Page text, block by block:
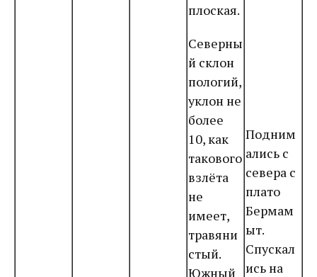
плоская.
Северны
й склон
пологий,
уклон не
более
10, как
такового
взлёта
не
имеет,
травяни
стый.
Южный
Подним
ались с
севера с
плато
Бермам
ыт.
Спускал
ись на